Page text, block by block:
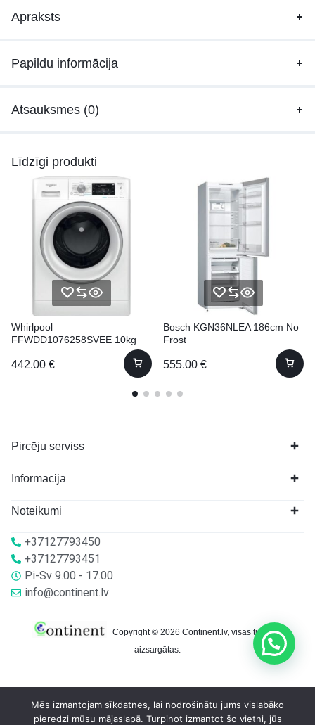
Apraksts
Papildu informācija
Atsauksmes (0)
Līdzīgi produkti
Whirlpool
FFWDD1076258SVEE 10kg
(FFWDD1076258 SV EE)
442.00 €
Bosch KGN36NLEA 186cm No
Frost
555.00 €
Pircēju serviss
Informācija
Noteikumi
+37127793450
+37127793451
Pi-Sv 9.00 - 17.00
info@continent.lv
Copyright © 2026 Continent.lv, visas tiesības
aizsargātas.
Mēs izmantojam sīkdatnes, lai nodrošinātu jums vislabāko
pieredzi mūsu mājaslapā. Turpinot izmantot šo vietni, jūs